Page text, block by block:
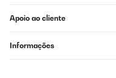
Apoio ao cliente
Informações